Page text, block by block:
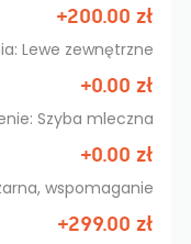
+200.00 zł
Lewe zewnętrzne
+0.00 zł
Szyba mleczna
+0.00 zł
wspomaganie
+299.00 zł